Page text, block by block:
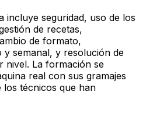
incluye seguridad, uso de los
de recetas,
de formato,
y semanal, y resolución de
nivel. La formación se
real con sus gramajes
los técnicos que han